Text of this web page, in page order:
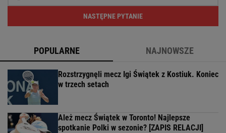
NASTĘPNE PYTANIE
POPULARNE NAJNOWSZE
Rozstrzygnęli mecz Igi Świątek z Kostiuk. Koniec
w trzech setach
Ależ mecz Świątek w Toronto! Najlepsze
spotkanie Polki w sezonie? [ZAPIS RELACJI]